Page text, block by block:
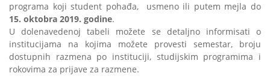
programa koji student pohađa, usmeno ili putem mejla do
15. oktobra 2019. godine.
U dolenavedenoj tabeli možete se detaljno informisati o
institucijama na kojima možete provesti semestar, broju
dostupnih razmena po instituciji, studijskim programima i
rokovima za prijave za razmene.